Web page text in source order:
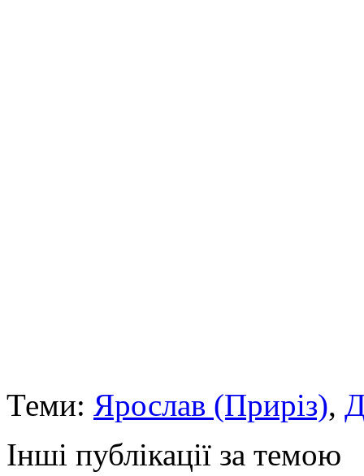
Теми: Ярослав (Приріз),
Інші публікації за темою